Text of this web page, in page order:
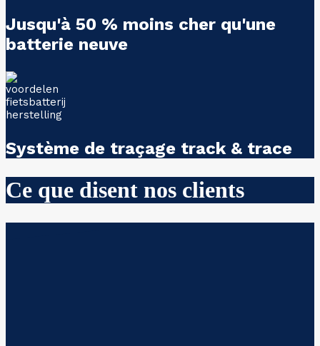
Jusqu'à 50 % moins cher qu'une
batterie neuve
Système de traçage track & trace
Ce que disent nos clients